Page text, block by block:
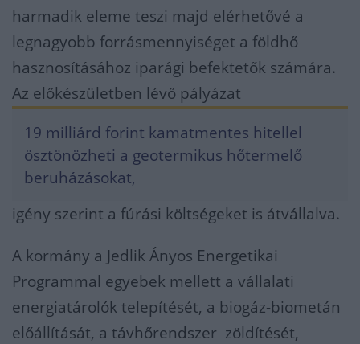
harmadik eleme teszi majd elérhetővé a
legnagyobb forrásmennyiséget a földhő
hasznosításához iparági befektetők számára.
Az előkészületben lévő pályázat
19 milliárd forint kamatmentes hitellel
ösztönözheti a geotermikus hőtermelő
beruházásokat,
igény szerint a fúrási költségeket is átvállalva.
A kormány a Jedlik Ányos Energetikai
Programmal egyebek mellett a vállalati
energiatárolók telepítését, a biogáz-biometán
előállítását, a távhőrendszer zöldítését,